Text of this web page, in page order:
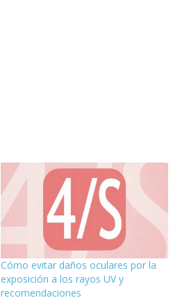
Cómo evitar daños oculares por la
exposición a los rayos UV y
recomendaciones